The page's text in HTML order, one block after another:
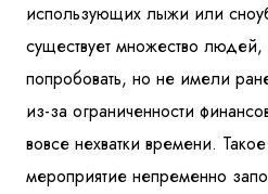
использующих лыжи или
существует множество
попробовать, но не имели
из-за ограниченности
вовсе нехватки времени.
мероприятие непременно